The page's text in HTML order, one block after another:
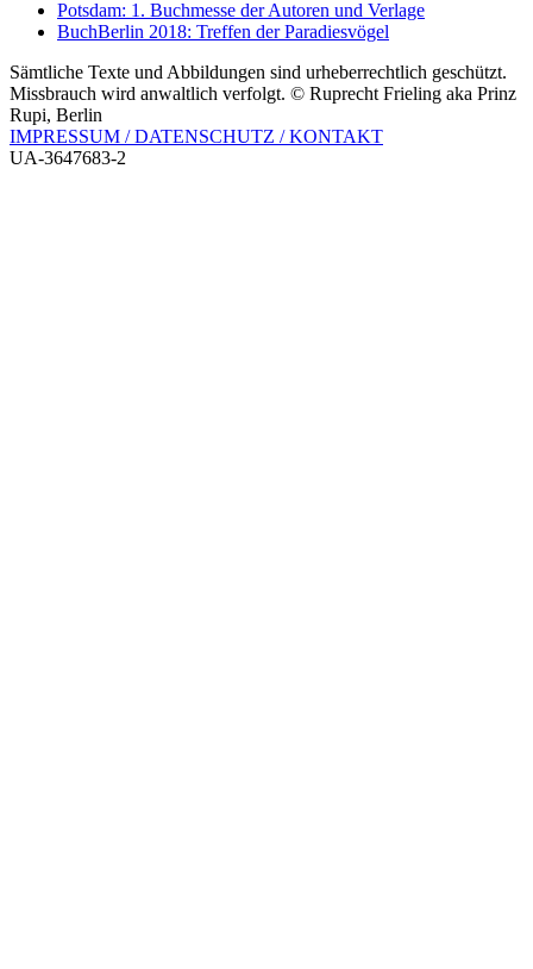
Potsdam: 1. Buchmesse der Autoren und Verlage
BuchBerlin 2018: Treffen der Paradiesvögel
Sämtliche Texte und Abbildungen sind urheberrechtlich geschützt.
Missbrauch wird anwaltlich verfolgt. © Ruprecht Frieling aka Prinz
Rupi, Berlin
IMPRESSUM / DATENSCHUTZ / KONTAKT
UA-3647683-2